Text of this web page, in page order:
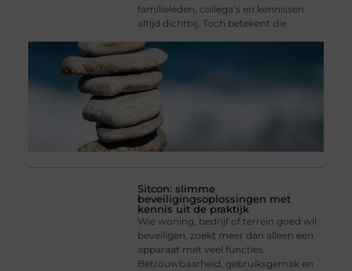
familieleden, collega’s en kennissen
altijd dichtbij. Toch betekent die
Sitcon: slimme
beveiligingsoplossingen met
kennis uit de praktijk
Wie woning, bedrijf of terrein goed wil
beveiligen, zoekt meer dan alleen een
apparaat met veel functies.
Betrouwbaarheid, gebruiksgemak en